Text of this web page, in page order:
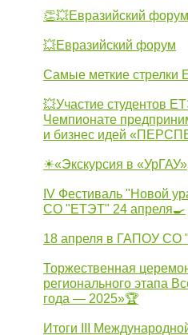
👏💥Евразийский форум
💥Евразийский форум
Самые меткие стрелки
💥Участие студентов
Чемпионате
и бизнес идей
☀«Экскурсия в «УрГАУ»
IV Фестиваль "Новой
СО "ЕТЭТ" 24 апреля🍳
18 апреля в ГАПОУ СО
Торжественная
регионального этапа
года — 2025»🏆
Итоги III